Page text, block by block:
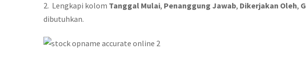
2. Lengkapi kolom Tanggal Mulai, Penanggung Jawab, Dikerjakan Oleh,
dibutuhkan.